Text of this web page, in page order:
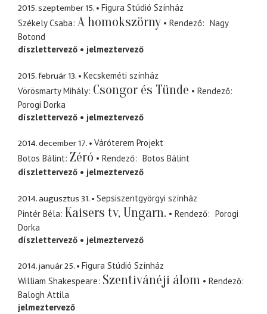
2015. szeptember 15.
Figura Stúdió Színház
Székely Csaba A homokszörny Rendező
Nagy
Botond
díszlettervező
jelmeztervező
2015. február 13.
Kecskeméti színház
Vörösmarty Mihály Csongor és Tünde
Rendező
Porogi Dorka
díszlettervező
jelmeztervező
2014. december 17.
Váróterem Projekt
Botos Bálint Zéró Rendező
Botos Bálint
díszlettervező
jelmeztervező
2014. augusztus 31.
Sepsiszentgyörgyi színház
Pintér Béla Kaisers tv, Ungarn. Rendező
Porogi
Dorka
díszlettervező
jelmeztervező
2014. január 25.
Figura Stúdió Színház
William Shakespeare Szentivánéji álom
Rendező
Balogh Attila
jelmeztervező